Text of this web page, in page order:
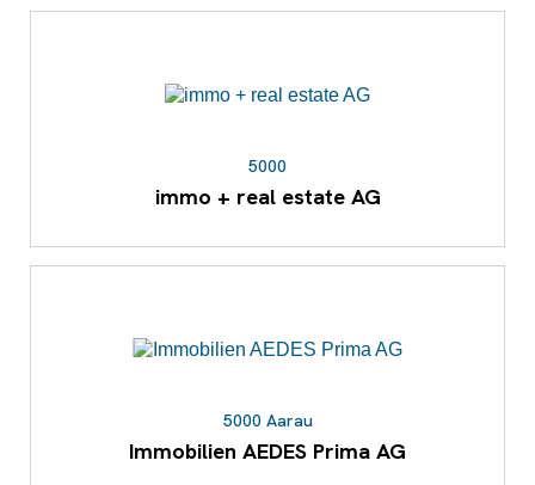
5000
immo + real estate AG
5000 Aarau
Immobilien AEDES Prima AG